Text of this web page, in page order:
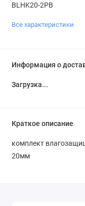
BLHK20-2PB
Все характеристики
Информация о
Загрузка...
Краткое описание
комплект
20мм